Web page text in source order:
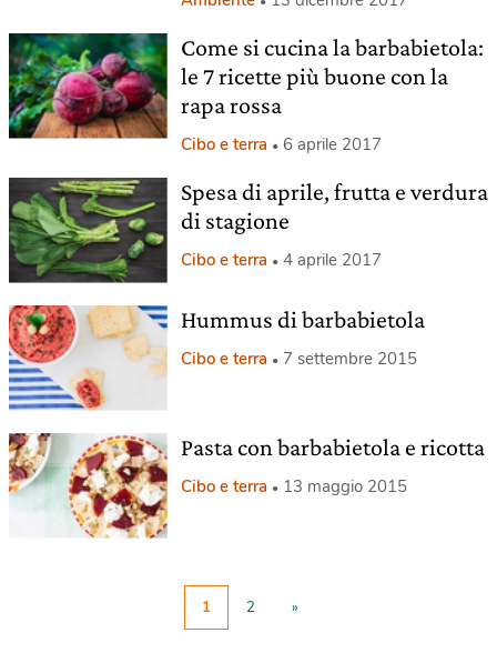
Come si cucina la barbabietola:
le 7 ricette più buone con la
rapa rossa
Cibo e terra 6 aprile 2017
Spesa di aprile, frutta e verdura
di stagione
Cibo e terra 4 aprile 2017
Hummus di barbabietola
Cibo e terra 7 settembre 2015
Pasta con barbabietola e ricotta
Cibo e terra 13 maggio 2015
1 2 »